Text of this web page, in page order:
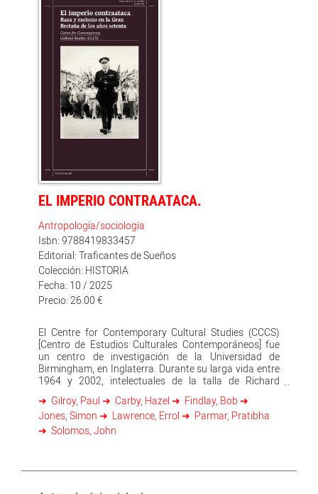
EL IMPERIO CONTRAATACA.
Antropología/sociología
Isbn: 9788419833457
Editorial: Traficantes de Sueños
Colección: HISTORIA
Fecha: 10 / 2025
Precio: 26.00 €
El Centre for Contemporary Cultural Studies (CCCS)
[Centro de Estudios Culturales Contemporáneos] fue
un centro de investigación de la Universidad de
Birmingham, en Inglaterra. Durante su larga vida entre
1964 y 2002, intelectuales de la talla de Richard
institución. La trayectoria del CCCS discurrió en
paralelo al ascenso de la nueva izquierda y fue el punto
de irradiación de un fecundo diálogo con las corrientes
la investigación cultural feminista, las luchas por la
Gilroy, Paul Carby, Hazel
Findlay, Bob
Jones, Simon
Lawrence, Errol
Parmar, Pratibha
Solomos, John